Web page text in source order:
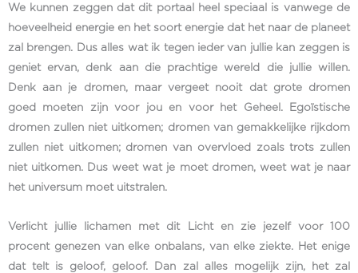
We kunnen zeggen dat dit portaal heel speciaal is vanwege de
hoeveelheid energie en het soort energie dat het naar de planeet
zal brengen. Dus alles wat ik tegen ieder van jullie kan zeggen is
geniet ervan, denk aan die prachtige wereld die jullie willen.
Denk aan je dromen, maar vergeet nooit dat grote dromen
goed moeten zijn voor jou en voor het Geheel. Egoïstische
dromen zullen niet uitkomen; dromen van gemakkelijke rijkdom
zullen niet uitkomen; dromen van overvloed zoals trots zullen
niet uitkomen. Dus weet wat je moet dromen, weet wat je naar
het universum moet uitstralen.
Verlicht jullie lichamen met dit Licht en zie jezelf voor 100
procent genezen van elke onbalans, van elke ziekte. Het enige
dat telt is geloof, geloof. Dan zal alles mogelijk zijn, het zal